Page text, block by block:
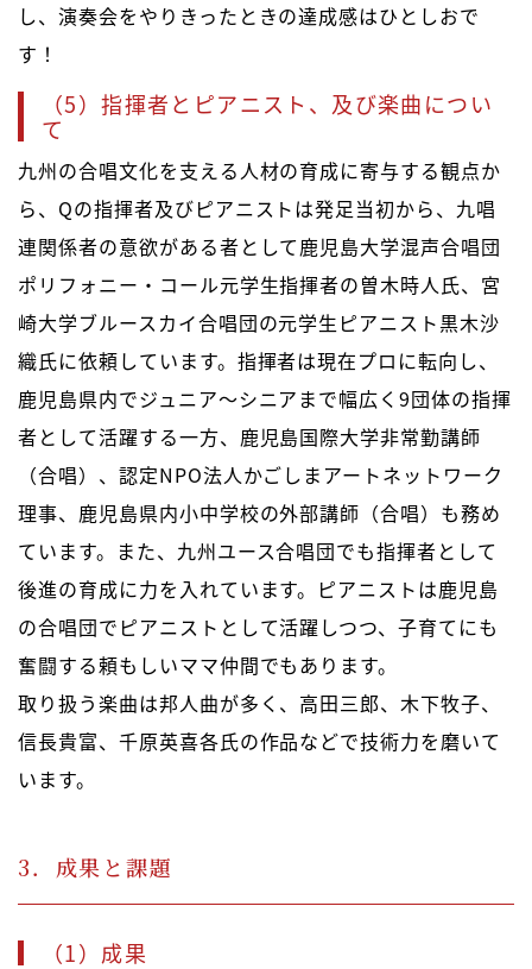
し、演奏会をやりきったときの達成感はひとしおで
す！
（5）指揮者とピアニスト、及び楽曲につい
て
九州の合唱文化を支える人材の育成に寄与する観点か
ら、Qの指揮者及びピアニストは発足当初から、九唱
連関係者の意欲がある者として鹿児島大学混声合唱団
ポリフォニー・コール元学生指揮者の曽木時人氏、宮
崎大学ブルースカイ合唱団の元学生ピアニスト黒木沙
織氏に依頼しています。指揮者は現在プロに転向し、
鹿児島県内でジュニア～シニアまで幅広く9団体の指揮
者として活躍する一方、鹿児島国際大学非常勤講師
（合唱）、認定NPO法人かごしまアートネットワーク
理事、鹿児島県内小中学校の外部講師（合唱）も務め
ています。また、九州ユース合唱団でも指揮者として
後進の育成に力を入れています。ピアニストは鹿児島
の合唱団でピアニストとして活躍しつつ、子育てにも
奮闘する頼もしいママ仲間でもあります。
取り扱う楽曲は邦人曲が多く、高田三郎、木下牧子、
信長貴富、千原英喜各氏の作品などで技術力を磨いて
います。
3．成果と課題
（1）成果